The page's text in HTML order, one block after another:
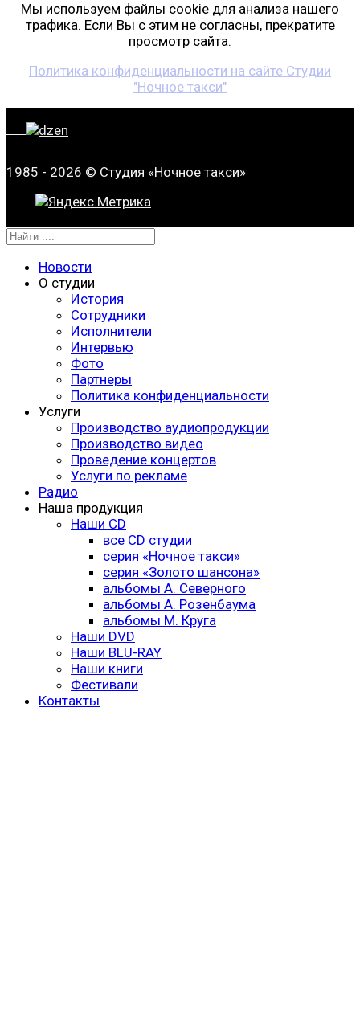
Мы используем файлы cookie для анализа нашего
трафика. Если Вы с этим не согласны, прекратите
просмотр сайта.
Политика конфиденциальности на сайте Студии
"Ночное такси"
1985 - 2026 © Студия «Ночное такси»
Новости
О студии
История
Сотрудники
Исполнители
Интервью
Фото
Партнеры
Политика конфиденциальности
Услуги
Производство аудиопродукции
Производство видео
Проведение концертов
Услуги по рекламе
Радио
Наша продукция
Наши CD
все CD студии
серия «Ночное такси»
серия «Золото шансона»
альбомы А. Северного
альбомы А. Розенбаума
альбомы М. Круга
Наши DVD
Наши BLU-RAY
Наши книги
Фестивали
Контакты